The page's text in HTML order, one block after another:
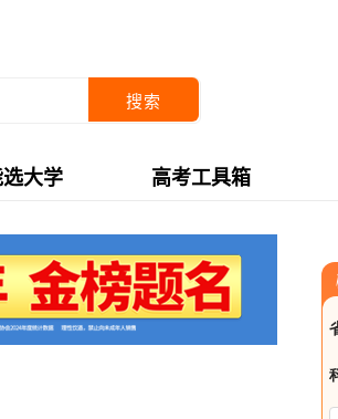
搜索
大学 高考工具箱